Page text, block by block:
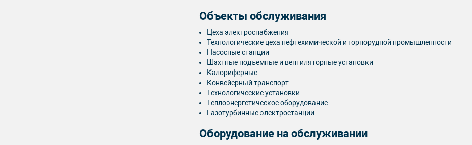
Объекты обслуживания
Цеха электроснабжения
Технологические цеха нефтехимической и горнорудной промышленности
Насосные станции
Шахтные подъемные и вентиляторные установки
Калориферные
Конвейерный транспорт
Технологические установки
Теплоэнергетическое оборудование
Газотурбинные электростанции
Оборудование на обслуживании